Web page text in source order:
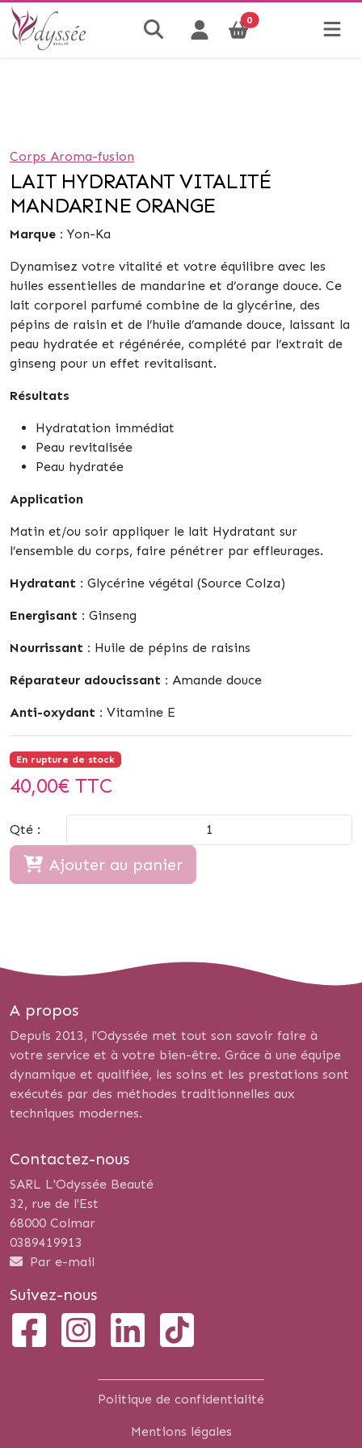
0
Corps Aroma-fusion
LAIT HYDRATANT VITALITÉ
MANDARINE ORANGE
Marque : Yon-Ka
Dynamisez votre vitalité et votre équilibre avec les
huiles essentielles de mandarine et d’orange douce. Ce
lait corporel parfumé combine de la glycérine, des
pépins de raisin et de l’huile d’amande douce, laissant la
peau hydratée et régénérée, complété par l’extrait de
ginseng pour un effet revitalisant.
Résultats
Hydratation immédiat
Peau revitalisée
Peau hydratée
Application
Matin et/ou soir appliquer le lait Hydratant sur
l’ensemble du corps, faire pénétrer par effleurages.
Hydratant : Glycérine végétal (Source Colza)
Energisant : Ginseng
Nourrissant : Huile de pépins de raisins
Réparateur adoucissant : Amande douce
Anti-oxydant : Vitamine E
En rupture de stock
40,00€ TTC
Qté :
Ajouter au panier
A propos
Depuis 2013, l'Odyssée met tout son savoir faire à
votre service et à votre bien-être. Grâce à une équipe
dynamique et qualifiée, les soins et les prestations sont
exécutés par des méthodes traditionnelles aux
techniques modernes.
Contactez-nous
SARL L'Odyssée Beauté
32, rue de l'Est
68000 Colmar
0389419913
Par e-mail
Suivez-nous
Politique de confidentialité
Mentions légales